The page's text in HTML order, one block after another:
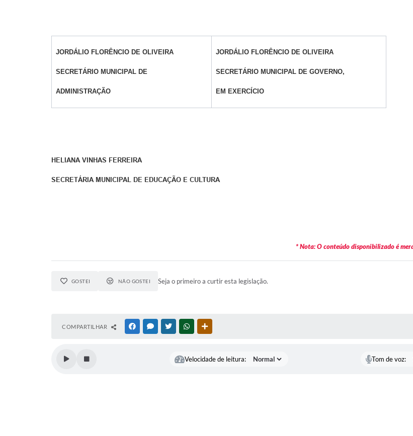
JORDÁLIO FLORÊNCIO DE OLIVEIRA
SECRETÁRIO MUNICIPAL DE
ADMINISTRAÇÃO
JORDÁLIO FLORÊNCIO DE OLIVEIRA
SECRETÁRIO MUNICIPAL DE GOVERNO,
EM EXERCÍCIO
HELIANA VINHAS FERREIRA
SECRETÁRIA MUNICIPAL DE EDUCAÇÃO E CULTURA
* Nota: O conteúdo disponibilizado é
GOSTEI NÃO GOSTEI Seja o primeiro a curtir esta legislação.
COMPARTILHAR FACEBOOKMESSENGER
TWITTERWHATSAPP
Velocidade de leitura: Tom de voz: